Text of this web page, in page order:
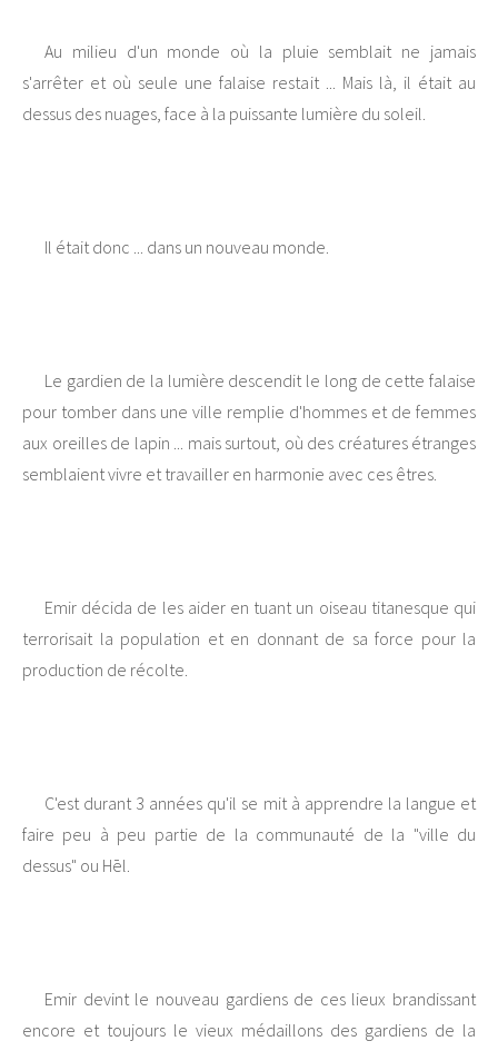
Au milieu d'un monde où la pluie semblait ne jamais
s'arrêter et où seule une falaise restait ... Mais là, il était au
dessus des nuages, face à la puissante lumière du soleil.
Il était donc ... dans un nouveau monde.
Le gardien de la lumière descendit le long de cette falaise
pour tomber dans une ville remplie d'hommes et de femmes
aux oreilles de lapin ... mais surtout, où des créatures étranges
semblaient vivre et travailler en harmonie avec ces êtres.
Emir décida de les aider en tuant un oiseau titanesque qui
terrorisait la population et en donnant de sa force pour la
production de récolte.
C'est durant 3 années qu'il se mit à apprendre la langue et
faire peu à peu partie de la communauté de la "ville du
dessus" ou Hēl.
Emir devint le nouveau gardiens de ces lieux brandissant
encore et toujours le vieux médaillons des gardiens de la